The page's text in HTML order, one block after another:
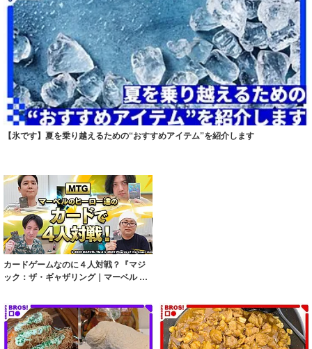
【氷です】夏を乗り越えるための“おすすめアイテム”を紹介します
カードゲームなのに４人対戦？『マジ
ック：ザ・ギャザリング｜マーベル ス